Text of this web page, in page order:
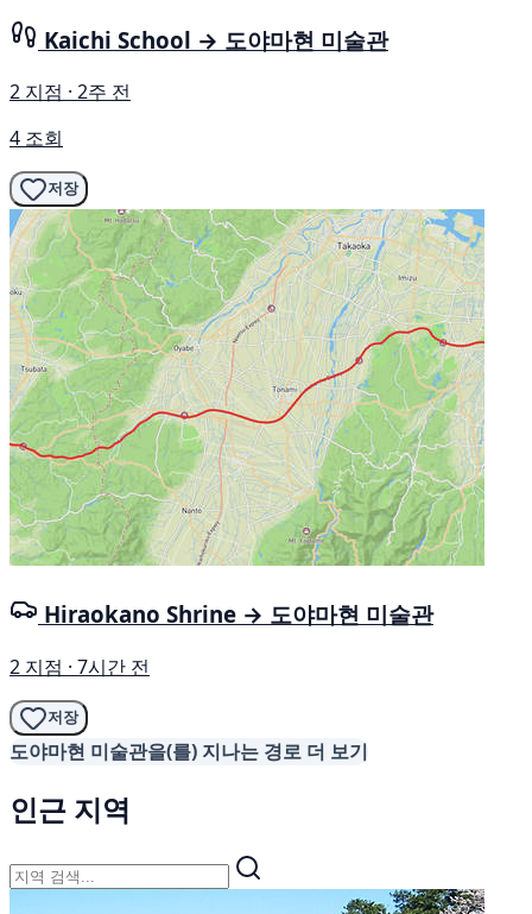
Kaichi School → 도야마현 미술관
2 지점 · 2주 전
4 조회
저장
Hiraokano Shrine → 도야마현 미술관
2 지점 · 7시간 전
저장
도야마현 미술관을(를) 지나는 경로 더 보기
인근 지역